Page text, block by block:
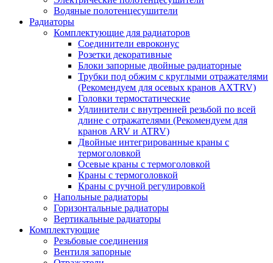
Водяные полотенцесушители
Радиаторы
Комплектующие для радиаторов
Соединители евроконус
Розетки декоративные
Блоки запорные двойные радиаторные
Трубки под обжим с круглыми отражателями
(Рекомендуем для осевых кранов AXTRV)
Головки термостатические
Удлинители с внутренней резьбой по всей
длине с отражателями (Рекомендуем для
кранов ARV и ATRV)
Двойные интегрированные краны с
термоголовкой
Осевые краны с термоголовкой
Краны с термоголовкой
Краны с ручной регулировкой
Напольные радиаторы
Горизонтальные радиаторы
Вертикальные радиаторы
Комплектующие
Резьбовые соединения
Вентиля запорные